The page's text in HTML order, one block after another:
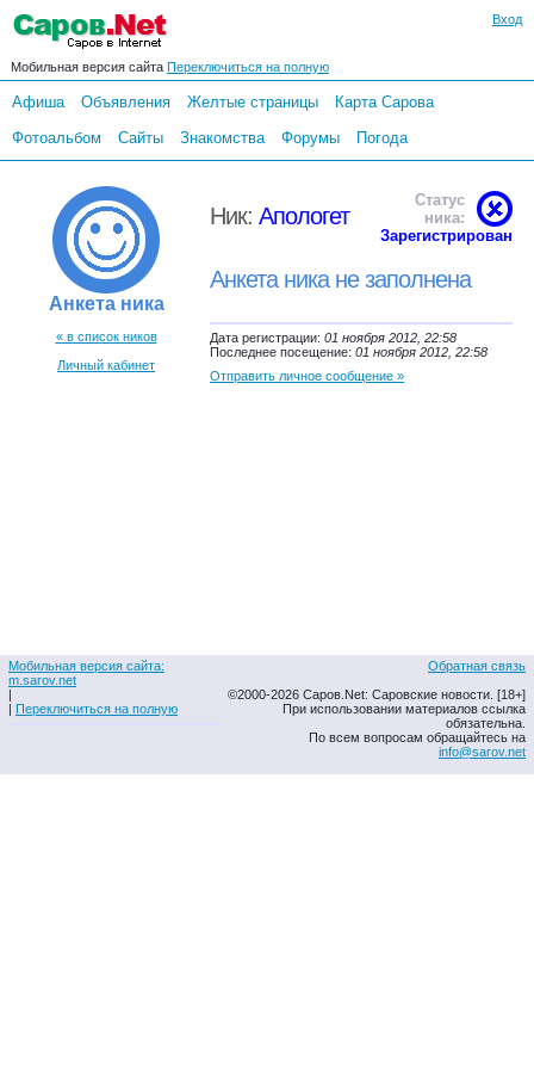
Вход
Мобильная версия сайта Переключиться на полную
Афиша Объявления Желтые страницы
Карта Сарова
Фотоальбом
Сайты Знакомства Форумы Погода
Анкета ника
« в список ников
Личный кабинет
Ник: Апологет
Статус
ника:
Зарегистрирован
Анкета ника не заполнена
Дата регистрации: 01 ноября 2012, 22:58
Последнее посещение: 01 ноября 2012, 22:58
Отправить личное сообщение »
Мобильная версия сайта:
m.sarov.net
|
| Переключиться на полную
Обратная связь
©2000-2026 Саров.Net: Саровские новости. [18+]
При использовании материалов ссылка
обязательна.
По всем вопросам обращайтесь на
info@sarov.net